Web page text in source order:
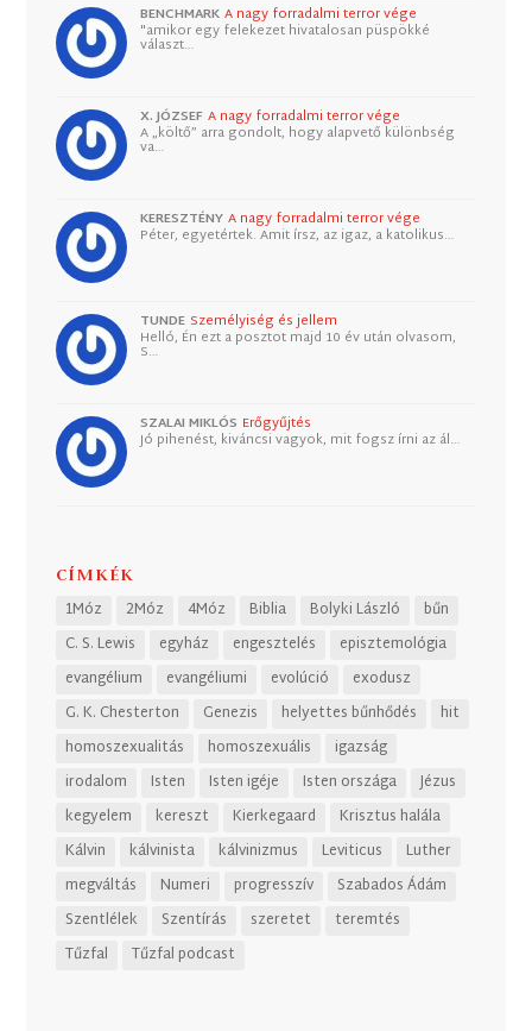
BENCHMARK A nagy forradalmi terror vége
"amikor egy felekezet hivatalosan püspökké
választ…
X. JÓZSEF A nagy forradalmi terror vége
A „költő” arra gondolt, hogy alapvető különbség
va…
KERESZTÉNY A nagy forradalmi terror vége
Péter, egyetértek. Amit írsz, az igaz, a katolikus…
TUNDE Személyiség és jellem
Helló, Én ezt a posztot majd 10 év után olvasom,
S…
SZALAI MIKLÓS Erőgyűjtés
Jó pihenést, kiváncsi vagyok, mit fogsz írni az ál…
CÍMKÉK
1Móz 2Móz 4Móz Biblia Bolyki László
bűn
C. S. Lewis
egyház engesztelés
episztemológia
evangélium
evangéliumi evolúció
exodusz
G. K. Chesterton
Genezis helyettes bűnhődés
hit
homoszexualitás
homoszexuális
igazság
irodalom
Isten Isten igéje Isten országa
Jézus
kegyelem
kereszt Kierkegaard
Krisztus halála
Kálvin
kálvinista kálvinizmus Leviticus
Luther
megváltás
Numeri progresszív
Szabados Ádám
Szentlélek
Szentírás szeretet
teremtés
Tűzfal
Tűzfal podcast